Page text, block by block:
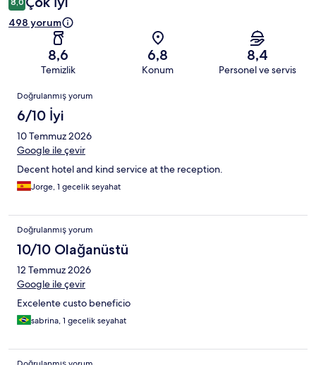
498 yorum
8,6
Temizlik
6,8
Konum
8,4
Personel ve servis
Yorumlar
Doğrulanmış yorum
6/10 İyi
10 Temmuz 2026
Google ile çevir
Decent hotel and kind service at the reception.
Jorge, 1 gecelik seyahat
Doğrulanmış yorum
10/10 Olağanüstü
12 Temmuz 2026
Google ile çevir
Excelente custo beneficio
sabrina, 1 gecelik seyahat